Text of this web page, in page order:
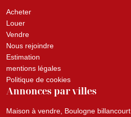
Acheter
Louer
Vendre
Nous rejoindre
Estimation
mentions légales
Politique de cookies
Annonces par villes
Maison à vendre, Boulogne billancourt